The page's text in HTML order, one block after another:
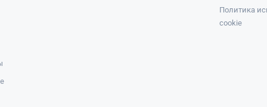
Политика
cookie